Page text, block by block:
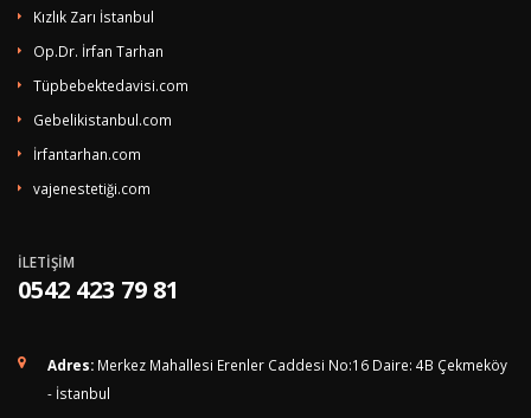
Kızlık Zarı İstanbul
Op.Dr. İrfan Tarhan
Tüpbebektedavisi.com
Gebelikistanbul.com
İrfantarhan.com
vajenestetiği.com
İLETİŞİM
0542 423 79 81
Adres: Merkez Mahallesi Erenler Caddesi No:16 Daire: 4B Çekmeköy
- İstanbul